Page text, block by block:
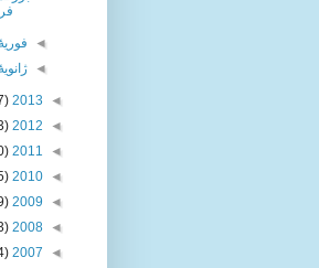
◄
◄
◄
2013
◄
2012
◄
2011
◄
2010
◄
2009
◄
2008
◄
2007